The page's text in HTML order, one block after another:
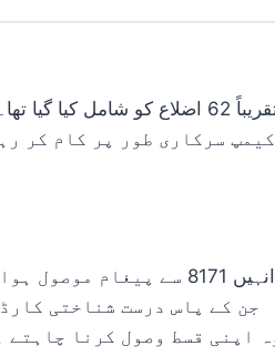
موجودہ انتظامات سے ظاہر ہے کہ کفالت پروگرام کی ادائیگیاں مرحلہ وار کی جا رہی ہیں۔ پہلے مرحلے میں ملک بھر کے تقریباً 62
ہے کہ ان تمام اضلاع نے اپنے کیمپ سائٹس کا قیام مکمل کر لیا ہے، اور 29 ستمبر 2025 تک، یہ کیمپ
ہوا ہے۔
جن کے پاس درست شناختی کارڈ
اپنی قسط وصول کرنا چاہتے